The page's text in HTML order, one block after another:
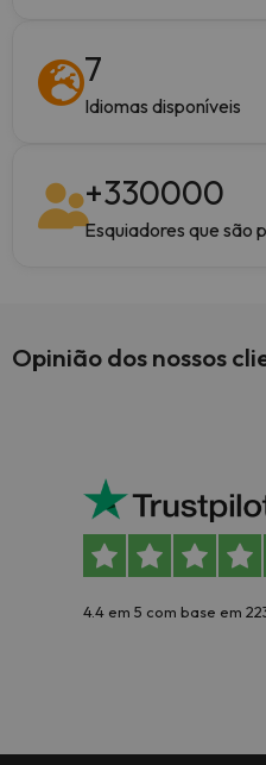
7
Idiomas disponíveis
+330000
Esquiadores que são
Opinião dos nossos
4.4 em 5 com base em